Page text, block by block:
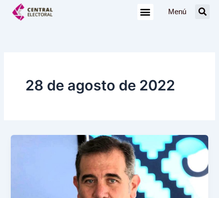
Menú
28 de agosto de 2022